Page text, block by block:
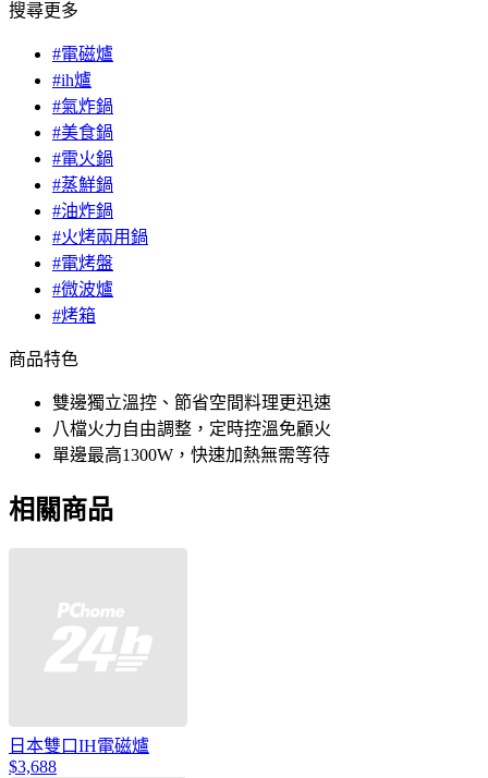
搜尋更多
#電磁爐
#ih爐
#氣炸鍋
#美食鍋
#電火鍋
#蒸鮮鍋
#油炸鍋
#火烤兩用鍋
#電烤盤
#微波爐
#烤箱
商品特色
雙邊獨立溫控、節省空間料理更迅速
八檔火力自由調整，定時控溫免顧火
單邊最高1300W，快速加熱無需等待
相關商品
日本雙口IH電磁爐
$3,688